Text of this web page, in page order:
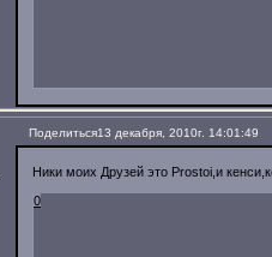
Поделиться13 декабря, 2010г. 14:01:49
Ники моих Друзей это Prostoi,и
0